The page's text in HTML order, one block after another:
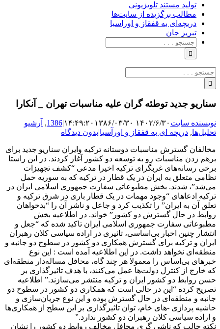
تولید مستند تلویزیونی
مطالب برگزیده از سایت‌ها
دریچه‌ای به قفقاز و اوراسیا
تبریزِ جان
جستجو
برای:
جستجو
برای:
سناریو جدید توطئه گران علیه مناسبات تهران _ آنکارا
نویسنده سایت ۱۴۰۲/۶/۳۰ ۱۴:۴۹:۲۰ ۱۳۸۶/۰۳/۳۰ |
1386
, آرشیو
تحلیل‌ها, دریچه ای به قفقاز و اورآسیا|بدون دیدگاه
مخالفان گسترش مناسبات دوستانه ترکیه وایران سناریو جدید برای
برهم زدن مناسبات رو به توسعه دو کشور آغاز کردند. در این راستا
برخی رسانه‌های غربگرای ترکیه اخیرا مدعی “کشف تجهیزات
نظامی متعلق به ایران در یک قطار در ترکیه که به سوریه حمل
می‌شد”، شدند. بخش مطبوعاتی سفارت جمهوری اسلامی ایران در
ترکیه ادعاهای “وجود مهمات در یک قطار باری در شرق ترکیه و
تعلق آن به ایران” را تکذیب کرد و جاعل و ناشر آن را “بدخواهان
روابط در حال گسترش دو کشور” خواند. در اطلاعیه بخش
مطبوعاتی سفارت جمهوری اسلامی ایران تاکید شده که “جعل و
انتشار چنین اخبار بی‌اساسی، تاثیری در اراده سیاسی کلان رهبران
ایران و ترکیه برای گسترش همکاری دو کشور در سطوح دو جانبه و
منطقه‌ای نخواهد داشت. در این اطلاعیه آمده است : این نوع
خبرهای بی‌اساس را معمولا هر چند گاه، محافل مساله‌دار منطقه‌ای
که خارج از کنترل دولت‌ها عمل می‌کنند، با هدف تاثیرگذاری بر
حسن روابط دو کشور ایران و ترکیه منتشر می‌سازند.” اطلاعیه
تصریح کرده “این در حالی است که همکاری دو کشور در سطوح دو
جانبه و منطقه‌ای در حال گسترش بوده و این نوع جریان‌سازی و
حاشیه پردازی -های خام، توان تاثیرگذاری بر این سطح از همکاری‌ها
و اراده سیاسی کلان رهبران دو کشور ندارد.”
نکته جالب که ناشی گری محافل مخالف روابط دو کشور را نشان